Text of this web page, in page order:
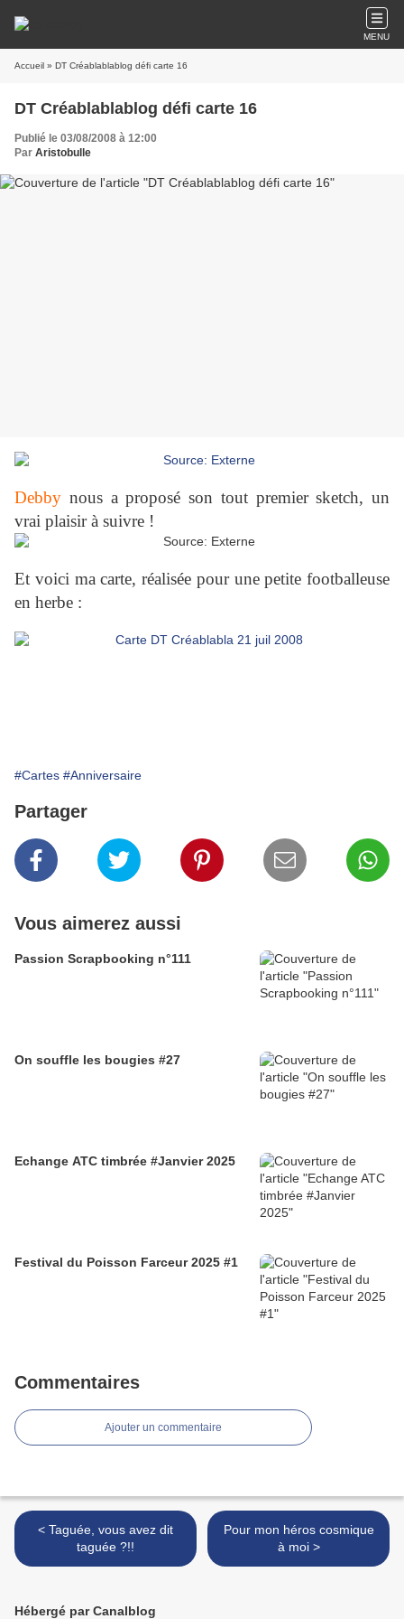
MENU
Accueil » DT Créablablablog défi carte 16
DT Créablablablog défi carte 16
Publié le 03/08/2008 à 12:00
Par Aristobulle
Debby nous a proposé son tout premier sketch, un
vrai plaisir à suivre !
Et voici ma carte, réalisée pour une petite footballeuse
en herbe :
#Cartes #Anniversaire
Partager
Vous aimerez aussi
Passion Scrapbooking n°111
On souffle les bougies #27
Echange ATC timbrée #Janvier 2025
Festival du Poisson Farceur 2025 #1
Commentaires
Ajouter un commentaire
< Taguée, vous avez dit
taguée ?!!
Pour mon héros cosmique
à moi >
Hébergé par Canalblog